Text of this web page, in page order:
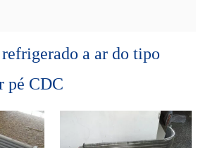
a ar do tipo
pé CDC